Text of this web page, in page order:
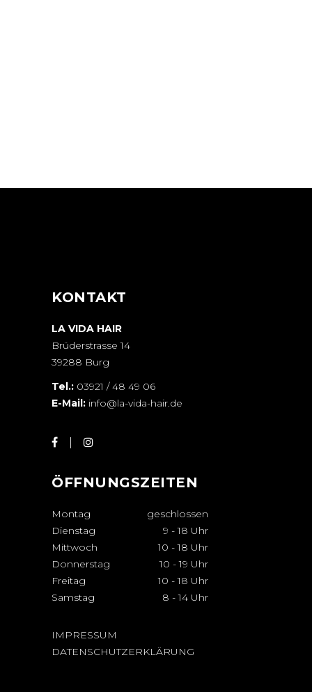
KONTAKT
LA VIDA HAIR
Brüderstrasse 14
39288 Burg
Tel.: 03921 / 48 49 06
E-Mail: info@la-vida-hair.de
ÖFFNUNGSZEITEN
Montag
geschlossen
Dienstag
9 - 18 Uhr
Mittwoch
10 - 18 Uhr
Donnerstag
10 - 19 Uhr
Freitag
10 - 18 Uhr
Samstag
8 - 14 Uhr
IMPRESSUM
DATENSCHUTZERKLÄRUNG